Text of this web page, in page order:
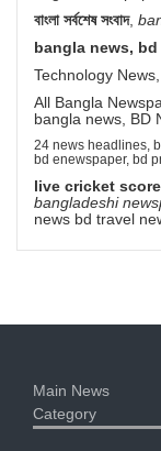
বাংলা সর্বশেষ সংবাদ,
bangla news,
Technology News,
All Bangla
bangla news, BD
24 news headlines,
bd enewspaper, bd
live cricket score
bangladeshi
news bd travel
Main News
Category